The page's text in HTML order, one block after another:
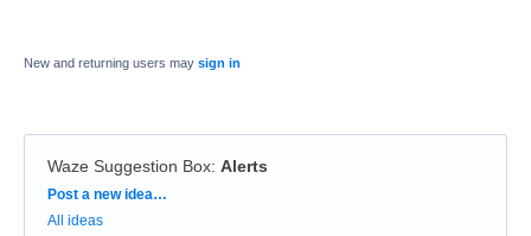
New and returning users may sign in
Waze Suggestion Box: Alerts
Categories
Post a new idea…
All ideas